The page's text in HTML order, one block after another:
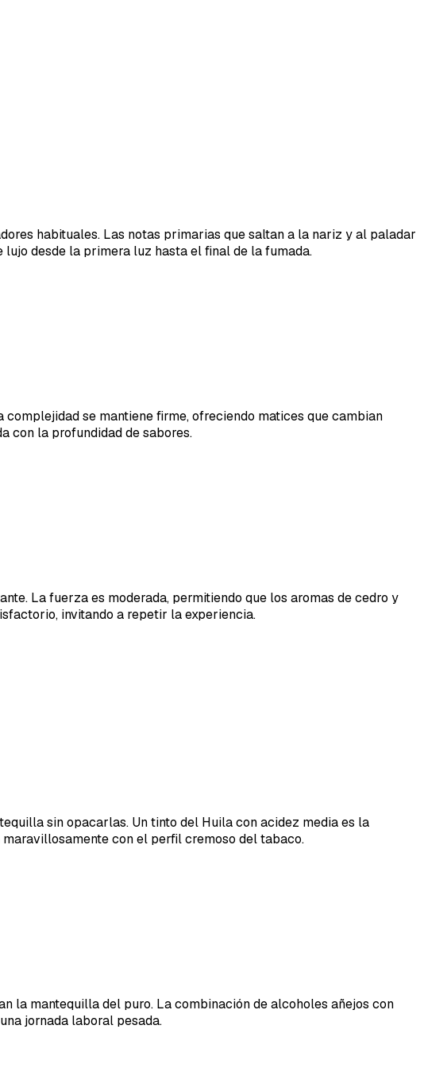
habituales. Las notas primarias que saltan a la nariz y al paladar
desde la primera luz hasta el final de la fumada.
se mantiene firme, ofreciendo matices que cambian
con la profundidad de sabores.
La fuerza es moderada, permitiendo que los aromas de cedro y
invitando a repetir la experiencia.
sin opacarlas. Un tinto del Huila con acidez media es la
con el perfil cremoso del tabaco.
la mantequilla del puro. La combinación de alcoholes añejos con
jornada laboral pesada.